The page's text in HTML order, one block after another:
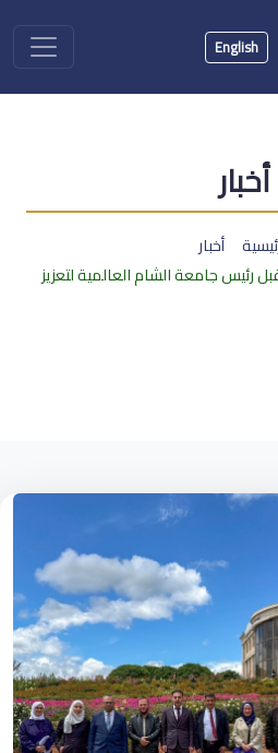
English
أخبار
أخبار
رئيس جامعة الشام العالمية لتعزيز